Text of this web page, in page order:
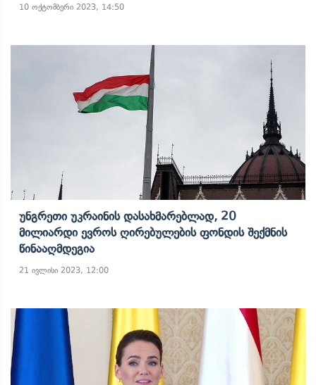
10 ოქტომბერი 2023, 14:50
Უნგრეთი Უკრაინის Დასახმარებლად, 20
Მილიარდი Ევროს Ღირებულების Ფონდის Შექმნის
Წინააღმდეგია
21 ივლისი 2023, 12:00